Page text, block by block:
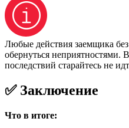
Любые действия заемщика
обернуться неприятностями.
последствий старайтесь не
✅ Заключение
Что в итоге: